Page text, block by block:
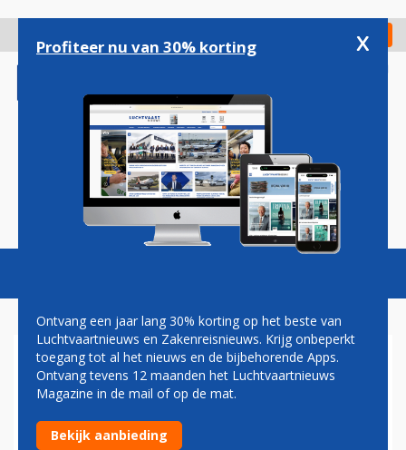
gaan
Check in
Magazine Podcasts Vacatures
AUSTRIAN AIRLINES NAAR
TWEEDE BESTEMMING IN
IRAN
Profiteer nu van 30% korting x
Ontvang een jaar lang 30% korting op het beste van
Luchtvaartnieuws en Zakenreisnieuws. Krijg onbeperkt
toegang tot al het nieuws en de bijbehorende Apps.
Ontvang tevens 12 maanden het Luchtvaartnieuws
Magazine in de mail of op de mat.
Bekijk aanbieding